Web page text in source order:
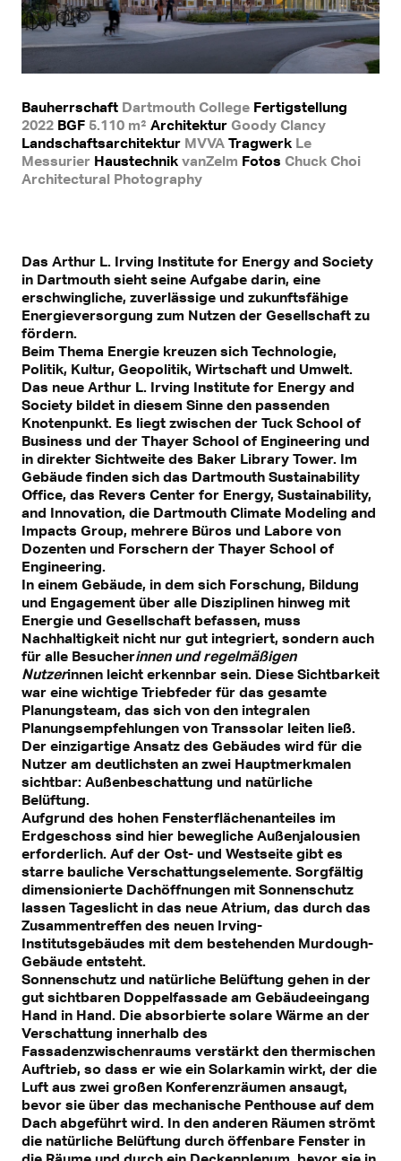
Bauherrschaft Dartmouth College Fertigstellung
2022 BGF 5.110 m² Architektur Goody Clancy
Landschaftsarchitektur MVVA Tragwerk Le
Messurier Haustechnik vanZelm Fotos Chuck Choi
Architectural Photography
Das Arthur L. Irving Institute for Energy and Society
in Dartmouth sieht seine Aufgabe darin, eine
erschwingliche, zuverlässige und zukunftsfähige
Energieversorgung zum Nutzen der Gesellschaft zu
fördern.
Beim Thema Energie kreuzen sich Technologie,
Politik, Kultur, Geopolitik, Wirtschaft und Umwelt.
Das neue Arthur L. Irving Institute for Energy and
Society bildet in diesem Sinne den passenden
Knotenpunkt. Es liegt zwischen der Tuck School of
Business und der Thayer School of Engineering und
in direkter Sichtweite des Baker Library Tower. Im
Gebäude finden sich das Dartmouth Sustainability
Office, das Revers Center for Energy, Sustainability,
and Innovation, die Dartmouth Climate Modeling and
Impacts Group, mehrere Büros und Labore von
Dozenten und Forschern der Thayer School of
Engineering.
In einem Gebäude, in dem sich Forschung, Bildung
und Engagement über alle Disziplinen hinweg mit
Energie und Gesellschaft befassen, muss
Nachhaltigkeit nicht nur gut integriert, sondern auch
für alle Besucherinnen und regelmäßigen
Nutzerinnen leicht erkennbar sein. Diese Sichtbarkeit
war eine wichtige Triebfeder für das gesamte
Planungsteam, das sich von den integralen
Planungsempfehlungen von Transsolar leiten ließ.
Der einzigartige Ansatz des Gebäudes wird für die
Nutzer am deutlichsten an zwei Hauptmerkmalen
sichtbar: Außenbeschattung und natürliche
Belüftung.
Aufgrund des hohen Fensterflächenanteiles im
Erdgeschoss sind hier bewegliche Außenjalousien
erforderlich. Auf der Ost- und Westseite gibt es
starre bauliche Verschattungselemente. Sorgfältig
dimensionierte Dachöffnungen mit Sonnenschutz
lassen Tageslicht in das neue Atrium, das durch das
Zusammentreffen des neuen Irving-
Institutsgebäudes mit dem bestehenden Murdough-
Gebäude entsteht.
Sonnenschutz und natürliche Belüftung gehen in der
gut sichtbaren Doppelfassade am Gebäudeeingang
Hand in Hand. Die absorbierte solare Wärme an der
Verschattung innerhalb des
Fassadenzwischenraums verstärkt den thermischen
Auftrieb, so dass er wie ein Solarkamin wirkt, der die
Luft aus zwei großen Konferenzräumen ansaugt,
bevor sie über das mechanische Penthouse auf dem
Dach abgeführt wird. In den anderen Räumen strömt
die natürliche Belüftung durch öffenbare Fenster in